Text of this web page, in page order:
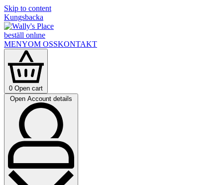
Skip to content
Kungsbacka
beställ onlıne
MENYOM OSSKONTAKT
0 Open cart
Open Account details